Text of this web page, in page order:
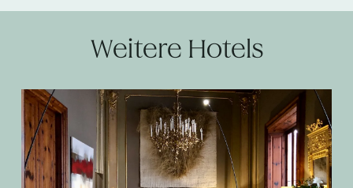
Weitere Hotels